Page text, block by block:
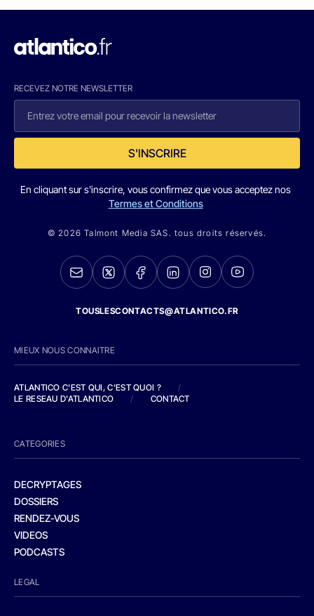
RECEVEZ NOTRE NEWSLETTER
S'INSCRIRE
En cliquant sur s'inscrire, vous confirmez que vous acceptez nos
Termes et Conditions
© 2026 Talmont Media SAS. tous droits réservés.
TOUSLESCONTACTS@ATLANTICO.FR
MIEUX NOUS CONNAITRE
ATLANTICO C'EST QUI, C'EST QUOI ?
/
LE RESEAU D'ATLANTICO
/ CONTACT
CATEGORIES
DECRYPTAGES
DOSSIERS
RENDEZ-VOUS
VIDEOS
PODCASTS
LEGAL